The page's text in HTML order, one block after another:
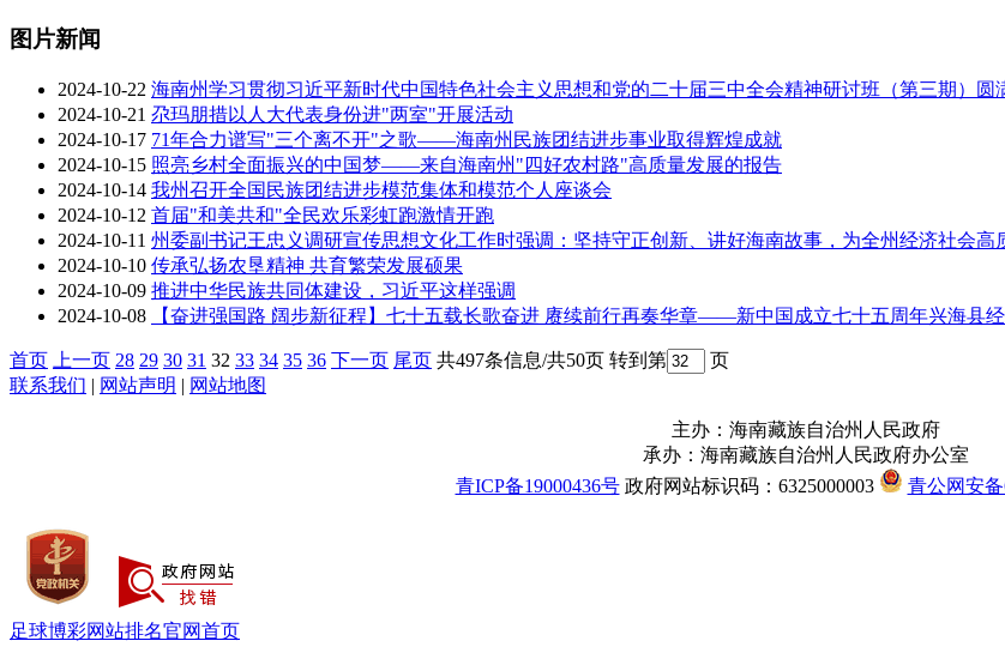
图片新闻
2024-10-22 海南州学习贯彻习近平新时代中国特色社会主义思想和党的二十届三中全会精神研讨班（第三期）圆
2024-10-21 尕玛朋措以人大代表身份进"两室"开展活动
2024-10-17 71年合力谱写"三个离不开"之歌——海南州民族团结进步事业取得辉煌成就
2024-10-15 照亮乡村全面振兴的中国梦——来自海南州"四好农村路"高质量发展的报告
2024-10-14 我州召开全国民族团结进步模范集体和模范个人座谈会
2024-10-12 首届"和美共和"全民欢乐彩虹跑激情开跑
2024-10-11 州委副书记王忠义调研宣传思想文化工作时强调：坚持守正创新、讲好海南故事，为全州经济社会高
2024-10-10 传承弘扬农垦精神 共育繁荣发展硕果
2024-10-09 推进中华民族共同体建设，习近平这样强调
2024-10-08
【奋进强国路 阔步新征程】七十五载长歌奋进 赓续前行再奏华章——新中国成立七十五周年兴海县
首页 上一页 28 29 30 31 32 33 34 35 36 下一页 尾页 共497条信息/共50页 转到第
页
联系我们 | 网站声明 | 网站地图
主办：海南藏族自治州人民政府
承办：海南藏族自治州人民政府办公室
青ICP备19000436号政府网站标识码：6325000003 青公网安备
足球博彩网站排名官网首页